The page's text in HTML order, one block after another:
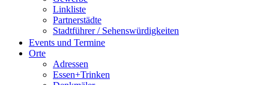
Linkliste
Partnerstädte
Stadtführer / Sehenswürdigkeiten
Stadtplan
Sport
Who is who
Events und Termine
Orte
Adressen
Essen+Trinken